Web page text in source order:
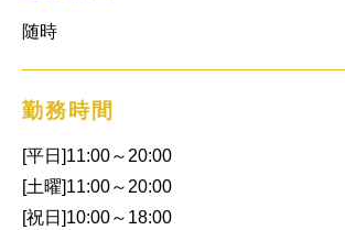
随時
勤務時間
[平日]11:00～20:00
[土曜]11:00～20:00
[祝日]10:00～18:00